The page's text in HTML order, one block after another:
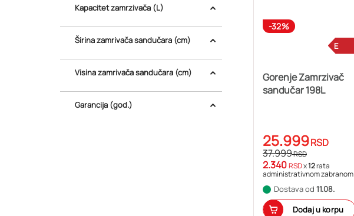
Kapacitet zamrzivača (L)
Širina zamrivača sandučara (cm)
Visina zamrivača sandučara (cm)
Garancija (god.)
-32%
E
Gorenje Zamrzivač
sandučar 198L
25.999RSD
37.999RSD
2.340RSDx12rata
administrativnom zabranom
Dostava od 11.08.
Dodaj u korpu